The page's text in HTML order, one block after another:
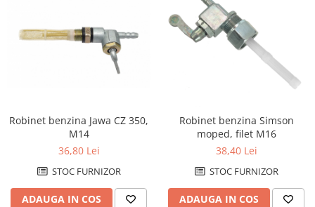
Robinet benzina Jawa CZ 350,
M14
36,80 Lei
STOC FURNIZOR
ADAUGA IN COS
Robinet benzina Simson
moped, filet M16
38,40 Lei
STOC FURNIZOR
ADAUGA IN COS